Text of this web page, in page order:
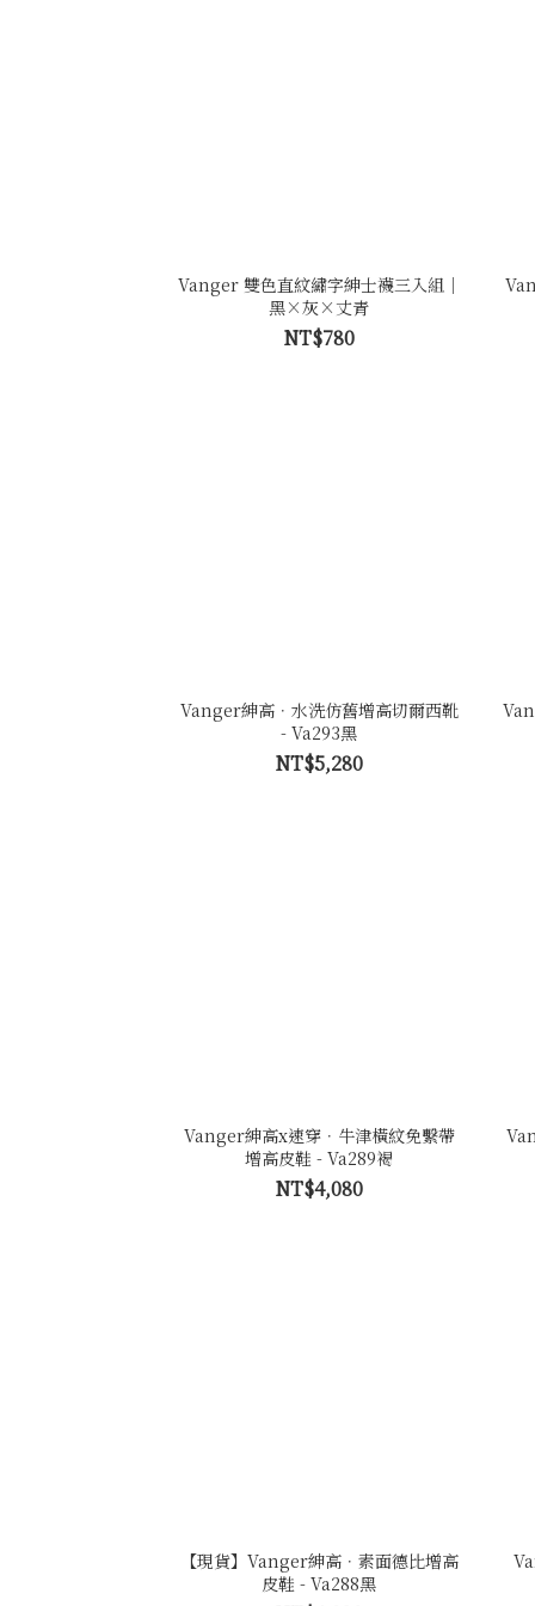
Vanger 雙色直紋繡字紳士襪三入組｜
黑×灰×丈青
NT$780
Vanger紳高．水洗仿舊增高切爾西靴
- Va293黑
NT$5,280
Vanger紳高x速穿．牛津橫紋免繫帶
增高皮鞋 - Va289褐
NT$4,080
【現貨】Vanger紳高．素面德比增高
皮鞋 - Va288黑